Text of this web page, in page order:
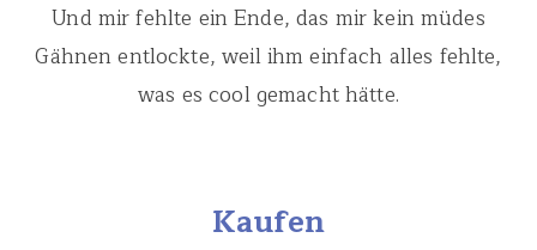
Und mir fehlte ein Ende, das mir kein müdes
Gähnen entlockte, weil ihm einfach alles fehlte,
was es cool gemacht hätte.
Kaufen